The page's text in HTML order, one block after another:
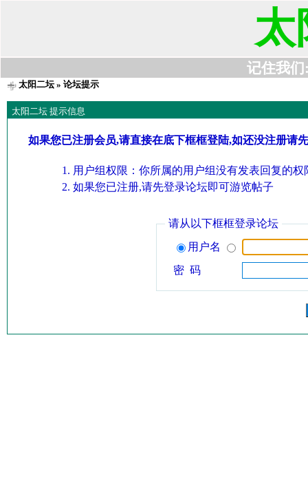
太
记住我们
太阳二坛» 论坛提示
太阳二坛 提示信息
如果您已注册会员,请直接在底下框框登陆,如还没注册请
用户组权限：你所属的用户组没有发表回复的权
如果您已注册,请先登录论坛即可游览帖子
请从以下框框登录论坛
用户名
密 码